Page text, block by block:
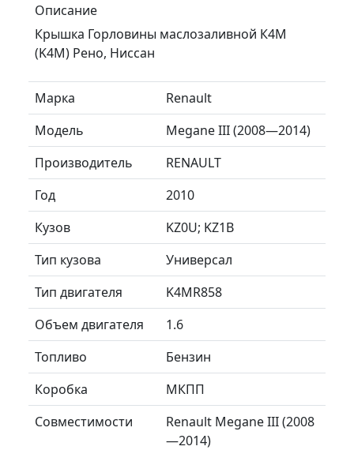
Описание
Крышка Горловины маслозаливной К4М
(K4M) Рено, Ниссан
Марка
Renault
Модель
Megane III (2008—2014)
Производитель
RENAULT
Год
2010
Кузов
KZ0U; KZ1B
Тип кузова
Универсал
Тип двигателя
K4MR858
Объем двигателя
1.6
Топливо
Бензин
Коробка
МКПП
Совместимости
Renault Megane III (2008
—2014)